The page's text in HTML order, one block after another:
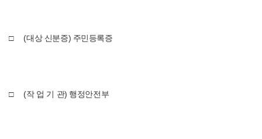
□ (대상 신분증) 주민등록증
□ (작 업 기 관) 행정안전부